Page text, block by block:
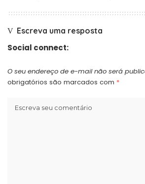
Escreva uma resposta
Social connect:
O seu endereço de e-mail não será
obrigatórios são marcados com *